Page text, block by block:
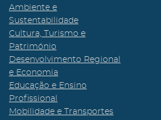
Ambiente e
Sustentabilidade
Cultura, Turismo e
Património
Desenvolvimento Regional
e Economia
Educação e Ensino
Profissional
Mobilidade e Transportes